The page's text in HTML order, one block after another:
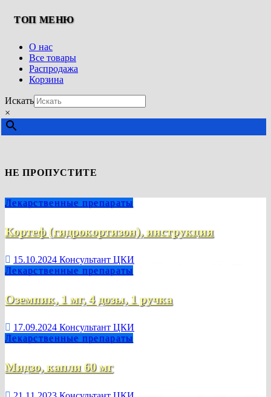
ТОП МЕНЮ
О нас
Все товары
Распродажа
Корзина
Искать
×
НЕ ПРОПУСТИТЕ
Лекарственные препараты
Кортеф (гидрокортизон), инструкция
15.10.2024 Консультант ЦКИ
Лекарственные препараты
Оземпик, 1 мг, 4 дозы, 1 ручка
17.09.2024 Консультант ЦКИ
Лекарственные препараты
Мидзо, капли 60 мг